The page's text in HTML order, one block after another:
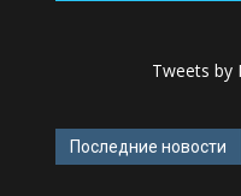
Tweets by
Последние новости